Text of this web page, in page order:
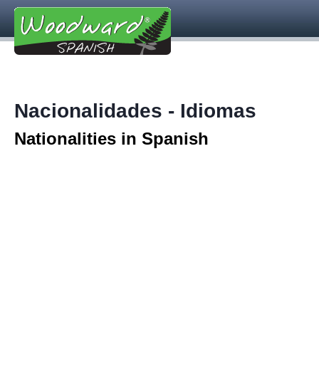
Nacionalidades - Idiomas
Nationalities in Spanish